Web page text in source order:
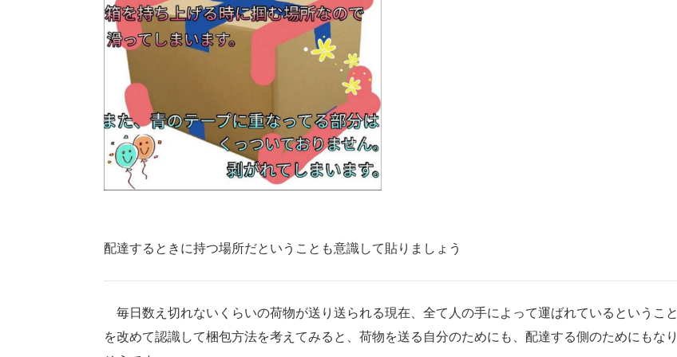
配達するときに持つ場所だということも意識して貼りましょう
毎日数え切れないくらいの荷物が送り送られる現在、全て人の手によって運ばれているということ
を改めて認識して梱包方法を考えてみると、荷物を送る自分のためにも、配達する側のためにもなり